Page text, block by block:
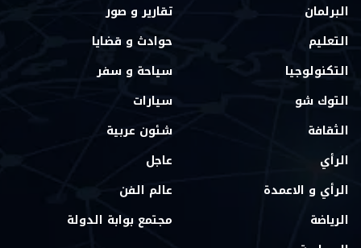
البرلمان
التعليم
التكنولوجيا
التوك شو
الثقافة
الرأي
الرأي و الاعمدة
الرياضة
تقارير و صور
حوادث و قضايا
سياحة و سفر
سيارات
شئون عربية
عاجل
عالم الفن
مجتمع بوابة الدولة